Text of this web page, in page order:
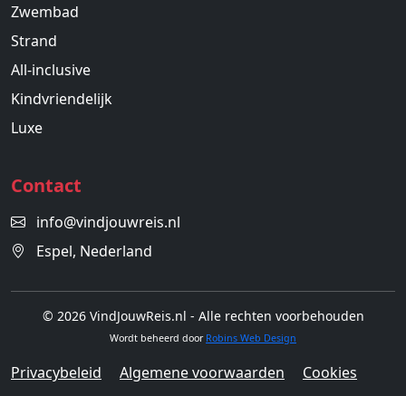
Zwembad
Strand
All-inclusive
Kindvriendelijk
Luxe
Contact
info@vindjouwreis.nl
Espel, Nederland
© 2026 VindJouwReis.nl - Alle rechten voorbehouden
Wordt beheerd door Robins Web Design
Privacybeleid Algemene voorwaarden Cookies